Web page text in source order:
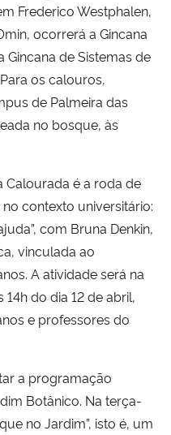
Frederico Westphalen,
ocorrerá a Gincana
Gincana de Sistemas de
os calouros,
de Palmeira das
no bosque, às
Calourada é a roda de
contexto universitário:
com Bruna Denkin,
vinculada ao
A atividade será na
do dia 12 de abril,
e professores do
a programação
Botânico. Na terça-
no Jardim”, isto é, um